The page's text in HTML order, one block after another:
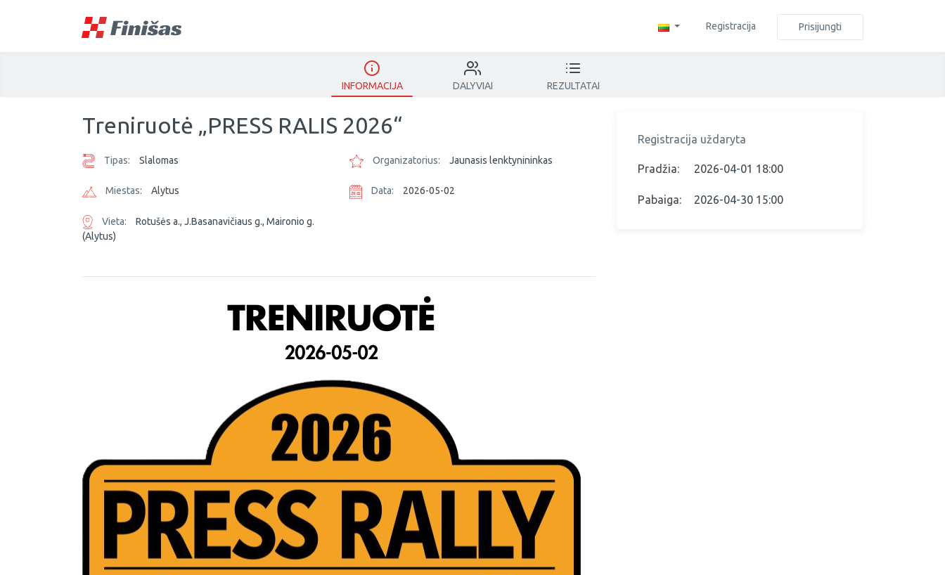
Registracija Prisijungti
INFORMACIJA DALYVIAI REZULTATAI
Treniruotė „PRESS RALIS 2026“
Tipas: Slalomas Organizatorius: Jaunasis lenktynininkas
Miestas: Alytus Data: 2026-05-02
Vieta:
Rotušės a., J.Basanavičiaus g., Maironio g.
(Alytus)
Registracija uždaryta
Pradžia: 2026-04-01 18:00
Pabaiga: 2026-04-30 15:00